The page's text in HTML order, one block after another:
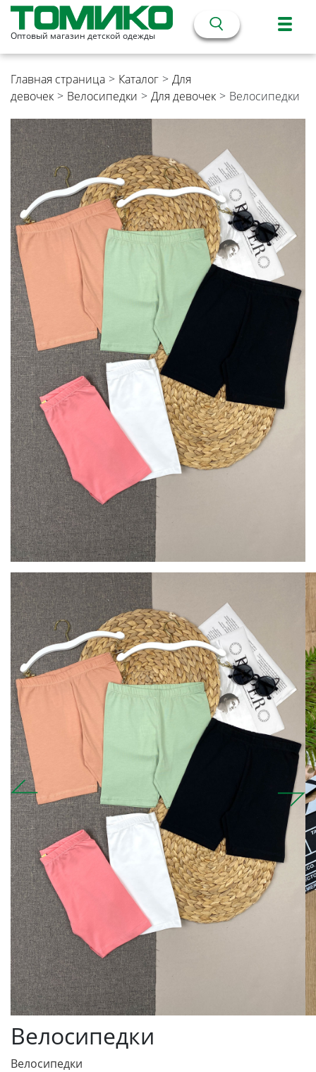
Оптовый магазин детской одежды
Главная страница > Каталог > Для
девочек > Велосипедки > Для девочек > Велосипедки
Велосипедки
Велосипедки